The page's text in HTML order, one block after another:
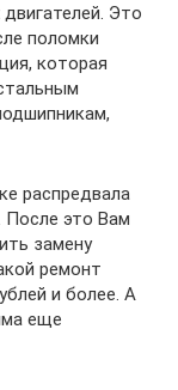
Это
поломки
которая
распредвала
После это Вам
замену
ремонт
и более. А
еще